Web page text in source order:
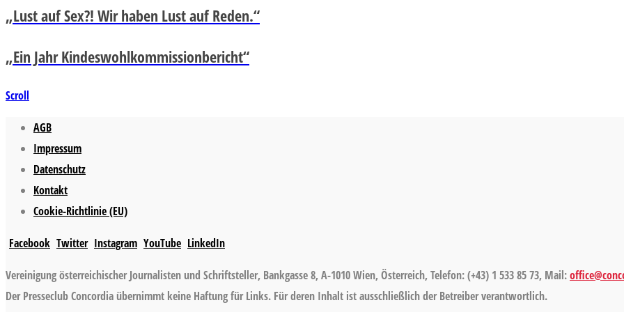
„Lust auf Sex?! Wir haben Lust auf Reden.“
„Ein Jahr Kindeswohlkommissionbericht“
Scroll
AGB
Impressum
Datenschutz
Kontakt
Cookie-Richtlinie (EU)
Facebook Twitter Instagram YouTube LinkedIn
Vereinigung österreichischer Journalisten und Schriftsteller, Bankgasse 8, A-1010 Wien, Österreich, Telefon: (+43) 1 533 85 73, Mail:
Der Presseclub Concordia übernimmt keine Haftung für Links. Für deren Inhalt ist ausschließlich der Betreiber verantwortlich.